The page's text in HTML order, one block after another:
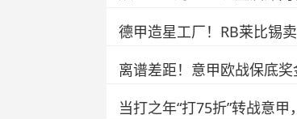
德甲造星工厂！RB莱比锡
离谱差距！意甲欧战保底
当打之年“打75折”转战意